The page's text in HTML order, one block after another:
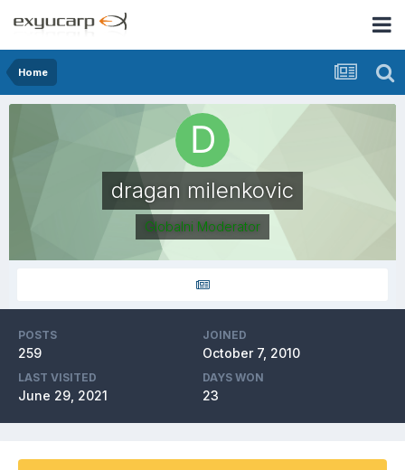
Home
dragan milenkovic
Globalni Moderator
POSTS
259
JOINED
October 7, 2010
LAST VISITED
June 29, 2021
DAYS WON
23